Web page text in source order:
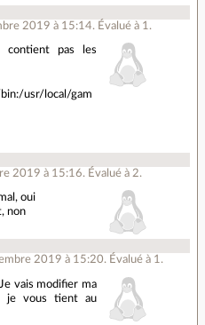
2019 à 15:14. Évalué à 1 .
contient pas les
usr/local/gam
2019 à 15:16. Évalué à 2.
oui
non
2019 à 15:20.Évalué à 1.
vais modifier ma
je vous tient au